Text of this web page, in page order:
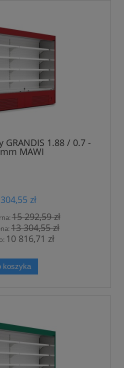
GRANDIS 1.88 / 0.7 -
MAWI
zł
15 292,59 zł
13 304,55 zł
10 816,71 zł
koszyka